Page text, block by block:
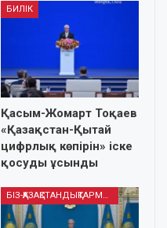
БИЛІК
Қасым-Жомарт Тоқаев
«Қазақстан-Қытай
цифрлық көпірін» іске
қосуды ұсынды
БІЗ-ҚАЗАҚСТАНДЫҚТАРМЫЗ